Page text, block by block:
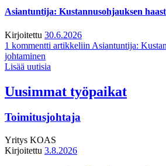
Asiantuntija: Kustannusohjauksen
Kirjoitettu 30.6.2026
1 kommentti artikkeliin Asiantuntija:
johtaminen
Lisää uutisia
Uusimmat työpaikat
Toimitusjohtaja
Yritys KOAS
Kirjoitettu 3.8.2026